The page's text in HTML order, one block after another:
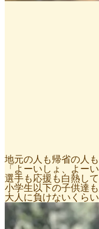
地元の人も帰省の人
「よーいしょ、よーい
選手も応援も白熱して
小学生以下の子供達も
大人に負けないくら